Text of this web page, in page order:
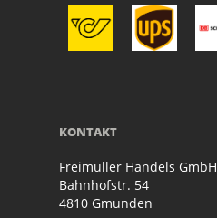
KONTAKT
Freimüller Handels GmbH
Bahnhofstr. 54
4810 Gmunden